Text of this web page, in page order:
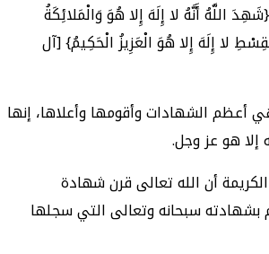
اللَّهُ أَنَّهُ لا إِلَهَ إِلا هُوَ وَالْمَلائِكَةُ
لا إِلَهَ إِلا هُوَ الْعَزِيزُ الْحَكِيمُ} [آل
الشهادات وأقومها وأعلاها، إنها
إلا هو عز وجل.
أن الله تعالى قرن شهادة
بشهادته سبحانه وتعالى التي سجلها